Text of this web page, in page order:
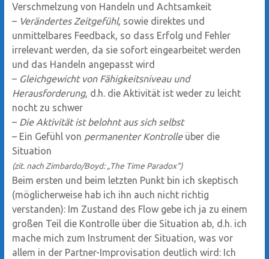
Verschmelzung von Handeln und Achtsamkeit
– Verändertes Zeitgefühl, sowie direktes und
unmittelbares Feedback, so dass Erfolg und Fehler
irrelevant werden, da sie sofort eingearbeitet werden
und das Handeln angepasst wird
– Gleichgewicht von Fähigkeitsniveau und
Herausforderung, d.h. die Aktivität ist weder zu leicht
nocht zu schwer
– Die Aktivität ist belohnt aus sich selbst
– Ein Gefühl von permanenter Kontrolleüber die
Situation
(zit. nach Zimbardo/Boyd: „The Time Paradox“)
Beim ersten und beim letzten Punkt bin ich skeptisch
(möglicherweise hab ich ihn auch nicht richtig
verstanden): Im Zustand des Flow gebe ich ja zu einem
großen Teil die Kontrolle über die Situation ab, d.h. ich
mache mich zum Instrument der Situation, was vor
allem in der Partner-Improvisation deutlich wird: Ich